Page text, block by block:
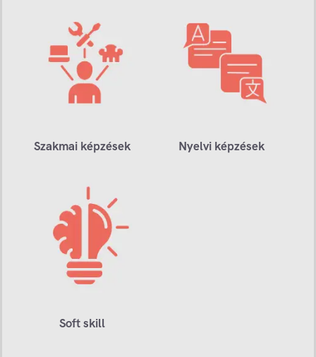
Szakmai képzések Nyelvi képzések
Soft skill